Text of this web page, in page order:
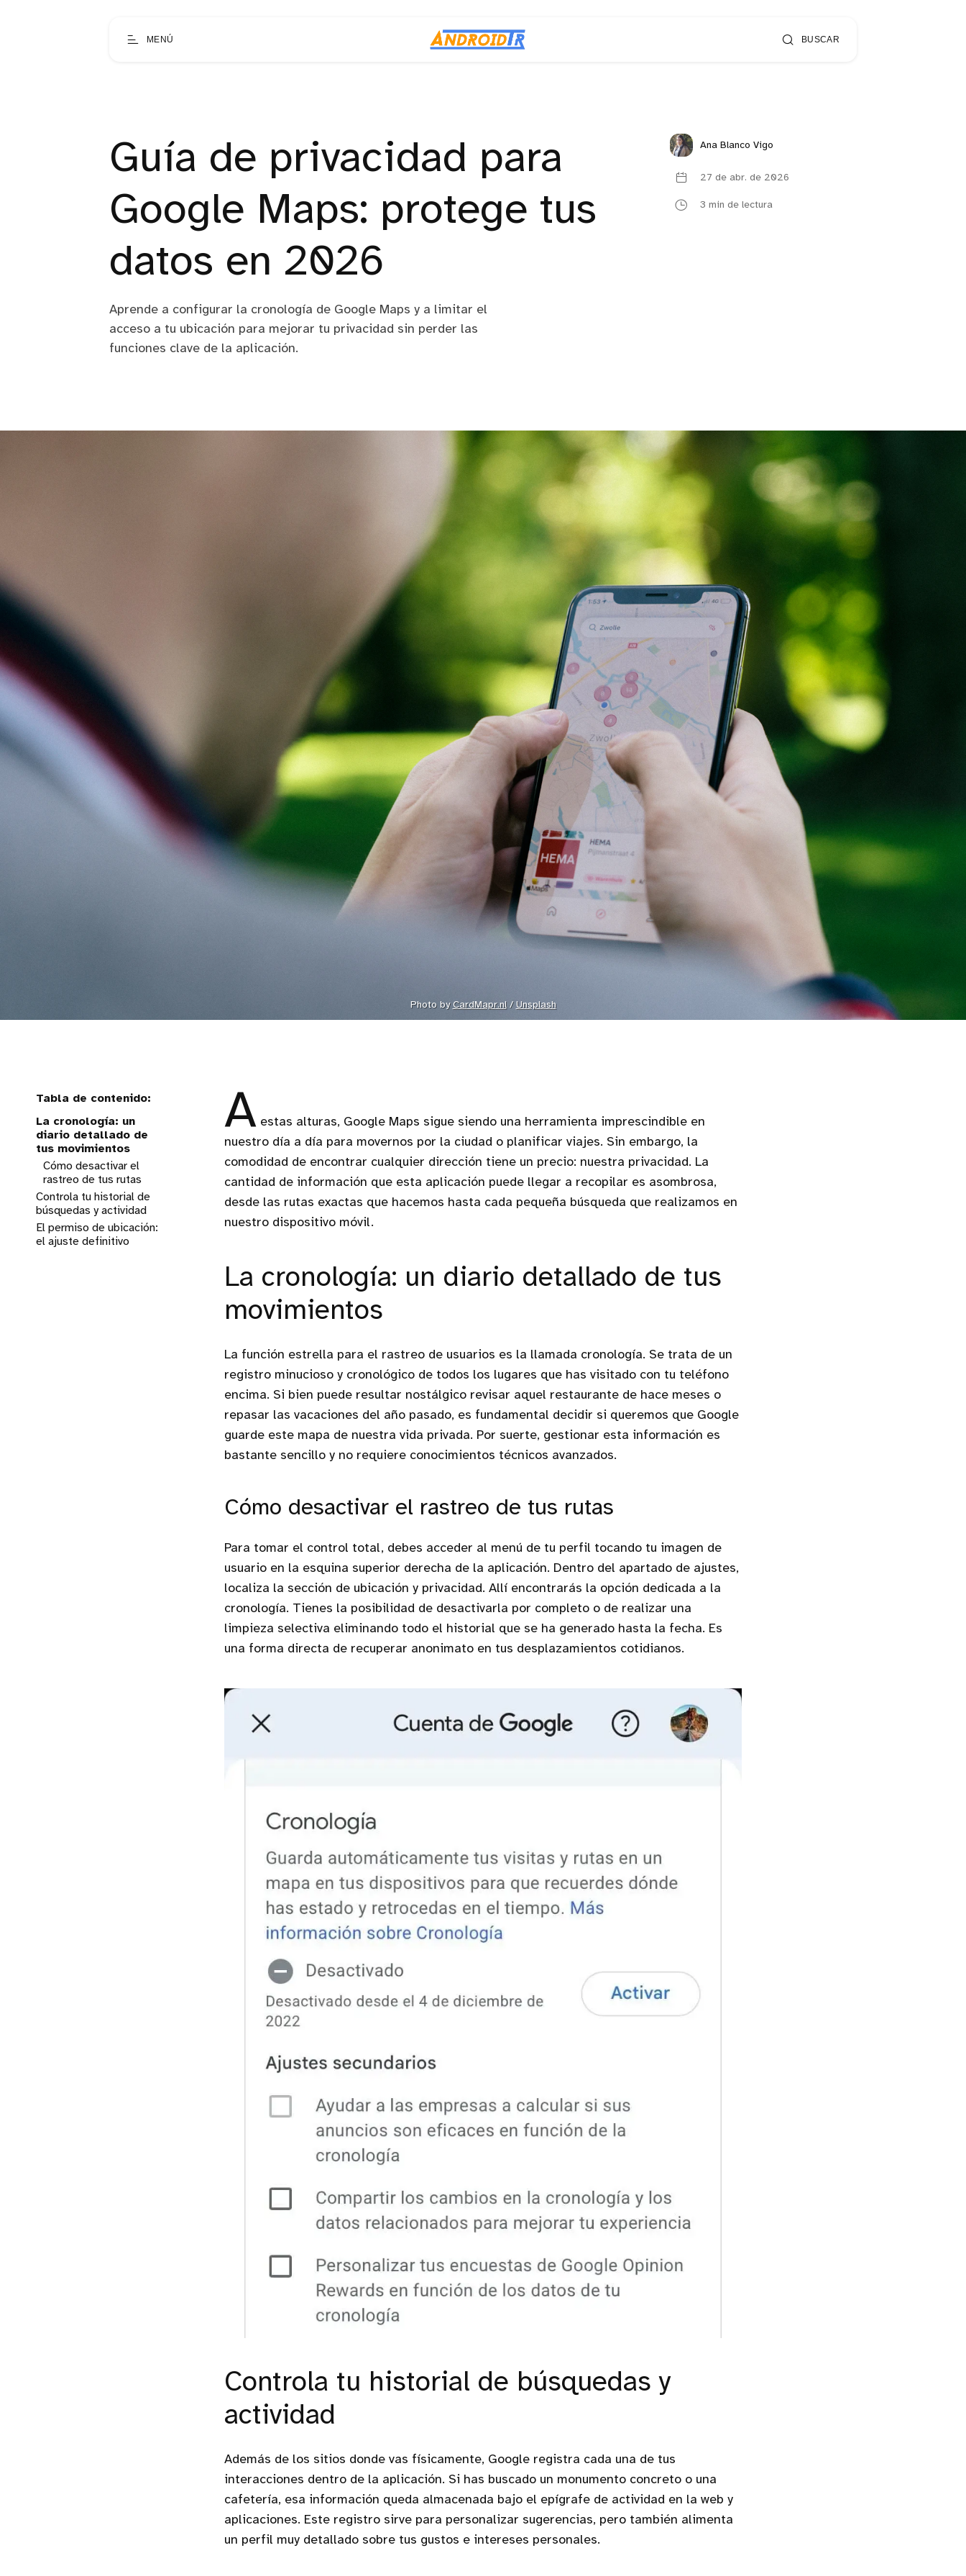
MENÚ BUSCAR
Guía de privacidad para
Google Maps: protege tus
datos en 2026
Aprende a configurar la cronología de Google Maps y a limitar el
acceso a tu ubicación para mejorar tu privacidad sin perder las
funciones clave de la aplicación.
Ana Blanco Vigo
27 de abr. de 2026
3 min de lectura
Photo by CardMapr.nl / Unsplash
La cronología: un
diario detallado de
tus movimientos
Cómo desactivar el
rastreo de tus rutas
Controla tu historial de
búsquedas y actividad
Limpieza automática: la
opción más cómoda
El permiso de ubicación:
el ajuste definitivo
A estas alturas, Google Maps sigue siendo una herramienta imprescindible en
nuestro día a día para movernos por la ciudad o planificar viajes. Sin embargo, la
comodidad de encontrar cualquier dirección tiene un precio: nuestra privacidad. La
cantidad de información que esta aplicación puede llegar a recopilar es asombrosa,
desde las rutas exactas que hacemos hasta cada pequeña búsqueda que realizamos en
nuestro dispositivo móvil.
La cronología: un diario detallado de tus
movimientos
La función estrella para el rastreo de usuarios es la llamada cronología. Se trata de un
registro minucioso y cronológico de todos los lugares que has visitado con tu teléfono
encima. Si bien puede resultar nostálgico revisar aquel restaurante de hace meses o
repasar las vacaciones del año pasado, es fundamental decidir si queremos que Google
guarde este mapa de nuestra vida privada. Por suerte, gestionar esta información es
bastante sencillo y no requiere conocimientos técnicos avanzados.
Cómo desactivar el rastreo de tus rutas
Para tomar el control total, debes acceder al menú de tu perfil tocando tu imagen de
usuario en la esquina superior derecha de la aplicación. Dentro del apartado de ajustes,
localiza la sección de ubicación y privacidad. Allí encontrarás la opción dedicada a la
cronología. Tienes la posibilidad de desactivarla por completo o de realizar una
limpieza selectiva eliminando todo el historial que se ha generado hasta la fecha. Es
una forma directa de recuperar anonimato en tus desplazamientos cotidianos.
Controla tu historial de búsquedas y
actividad
Además de los sitios donde vas físicamente, Google registra cada una de tus
interacciones dentro de la aplicación. Si has buscado un monumento concreto o una
cafetería, esa información queda almacenada bajo el epígrafe de actividad en la web y
aplicaciones. Este registro sirve para personalizar sugerencias, pero también alimenta
un perfil muy detallado sobre tus gustos e intereses personales.